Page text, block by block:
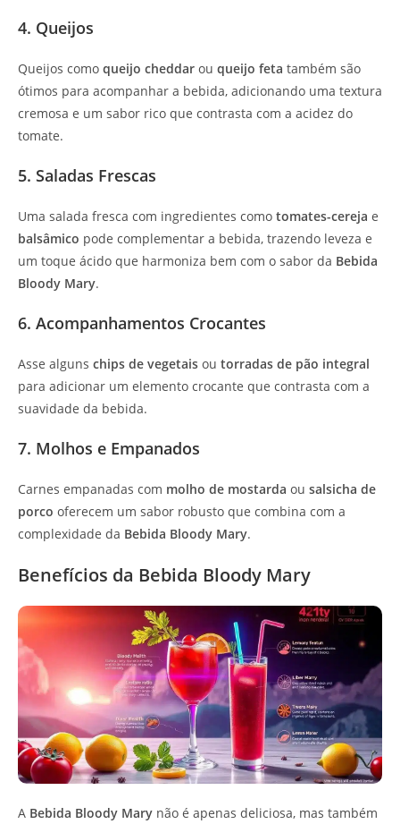
4. Queijos
Queijos como queijo cheddar ou queijo feta também são
ótimos para acompanhar a bebida, adicionando uma textura
cremosa e um sabor rico que contrasta com a acidez do
tomate.
5. Saladas Frescas
Uma salada fresca com ingredientes como tomates-cereja e
balsâmico pode complementar a bebida, trazendo leveza e
um toque ácido que harmoniza bem com o sabor da Bebida
Bloody Mary.
6. Acompanhamentos Crocantes
Asse alguns chips de vegetais ou torradas de pão integral
para adicionar um elemento crocante que contrasta com a
suavidade da bebida.
7. Molhos e Empanados
Carnes empanadas com molho de mostarda ou salsicha de
porco oferecem um sabor robusto que combina com a
complexidade da Bebida Bloody Mary.
Benefícios da Bebida Bloody Mary
A Bebida Bloody Mary não é apenas deliciosa, mas também